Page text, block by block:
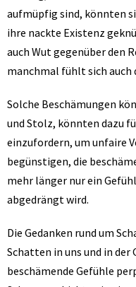
aufmüpfig sind, könnten
ihre nackte Existenz
auch Wut gegenüber den
manchmal fühlt sich auch
Solche Beschämungen
und Stolz, könnten dazu
einzufordern, um unfaire
begünstigen, die
mehr länger nur ein
abgedrängt wird.
Die Gedanken rund um
Schatten in uns und in der
beschämende Gefühle